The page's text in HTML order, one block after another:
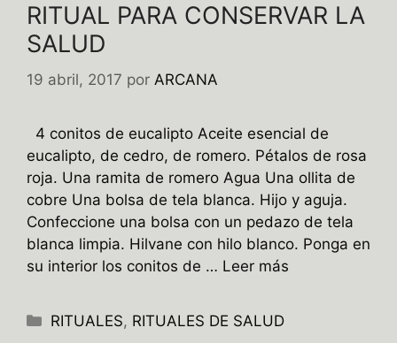
RITUAL PARA CONSERVAR LA
SALUD
19 abril, 2017 por ARCANA
4 conitos de eucalipto Aceite esencial de
eucalipto, de cedro, de romero. Pétalos de rosa
roja. Una ramita de romero Agua Una ollita de
cobre Una bolsa de tela blanca. Hijo y aguja.
Confeccione una bolsa con un pedazo de tela
blanca limpia. Hilvane con hilo blanco. Ponga en
su interior los conitos de … Leer más
Categorías
RITUALES, RITUALES DE SALUD